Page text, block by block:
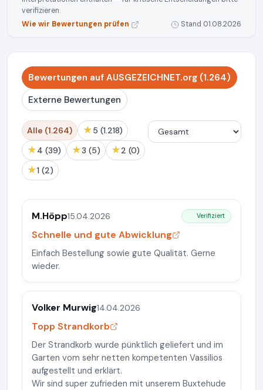
verifizieren.
Wie wir Bewertungen prüfen
Stand 01.08.2026
Bewertungen auf AUSGEZEICHNET.org (1.264)
Externe Bewertungen
Alle (1.264) ★ 5 (1.218)
★ 4 (39) ★ 3 (5) ★ 2 (0)
★ 1 (2)
M.Höpp15.04.2026 Verifiziert
Schnelle und gute Abwicklung
Einfach Bestellung sowie gute Qualität. Gerne
wieder.
Volker Murwig14.04.2026
Topp Strandkorb
Der Strandkorb wurde pünktlich geliefert und im
Garten vom sehr netten kompetenten Vassilios
aufgestellt und erklärt.
Wir sind super zufrieden mit unserem Buxtehude